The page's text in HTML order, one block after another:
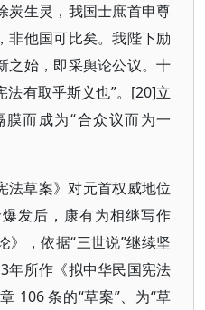
炭生灵，我国士庶首申尊
非他国可比矣。我陛下励
之始，即采舆论公议。十
法有取乎斯义也”。[20]立
而成为“合众议而为一
法草案》对元首权威地位
发后，康有为相继写作
》，依据“三世说”继续坚
年所作《拟中华民国宪法
106 条的“草案”、为“草